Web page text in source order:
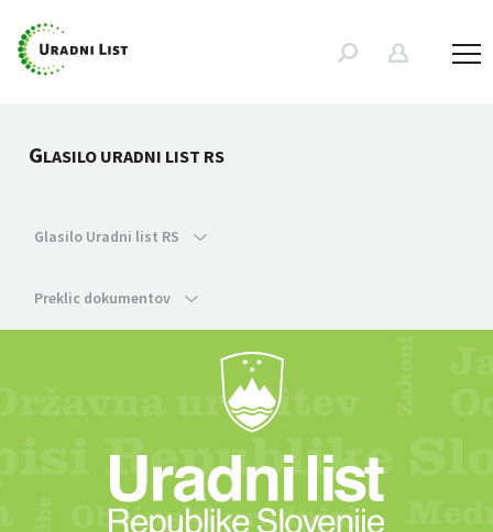
GLASILO URADNI LIST RS
Glasilo Uradni list RS
Preklic dokumentov